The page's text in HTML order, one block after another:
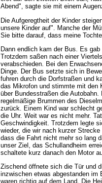
Abend", sagte sie mit einem
Die Aufgeregtheit der Kinder
unsere Kinder auf". Manche der
Sie bitte darauf, dass meine
Dann endlich kam der Bus. Es
Trotzdem saßen nach einer
verabschieden. Bei den
Dinge. Der Bus setzte sich in
fuhren durch die Dorfstraßen und
das Mikrofon und stimmte mit den
über Bundesstraßen die
regelmäßige Brummen des
zurück. Einem Kind war schlecht
die Uhr. Weit war es nicht mehr.
Geschwindigkeit. Trotzdem legte
wieder, die wir nach kurzer
dass die Fahrt nicht mehr so lang
unser Ziel, das Schullandheim
schaltete kurz danach den Motor
Zischend öffnete sich die Tür und
inzwischen etwas abgestanden im
waren richtig auf dem Land. Die